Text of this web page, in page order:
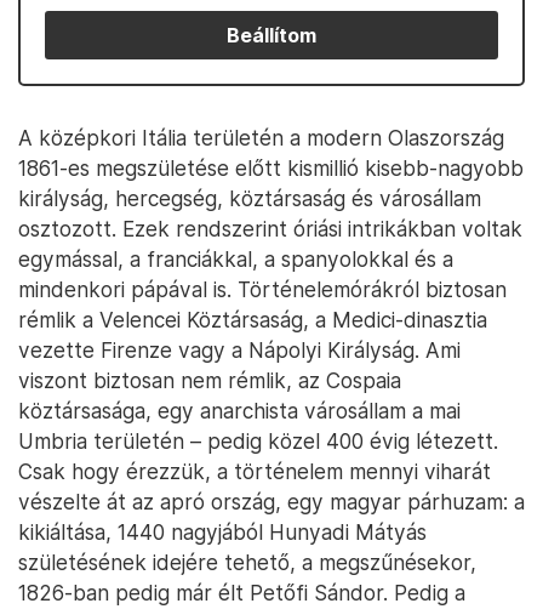
Beállítom
A középkori Itália területén a modern Olaszország
1861-es megszületése előtt kismillió kisebb-nagyobb
királyság, hercegség, köztársaság és városállam
osztozott. Ezek rendszerint óriási intrikákban voltak
egymással, a franciákkal, a spanyolokkal és a
mindenkori pápával is. Történelemórákról biztosan
rémlik a Velencei Köztársaság, a Medici-dinasztia
vezette Firenze vagy a Nápolyi Királyság. Ami
viszont biztosan nem rémlik, az Cospaia
köztársasága, egy anarchista városállam a mai
Umbria területén – pedig közel 400 évig létezett.
Csak hogy érezzük, a történelem mennyi viharát
vészelte át az apró ország, egy magyar párhuzam: a
kikiáltása, 1440 nagyjából Hunyadi Mátyás
születésének idejére tehető, a megszűnésekor,
1826-ban pedig már élt Petőfi Sándor. Pedig a